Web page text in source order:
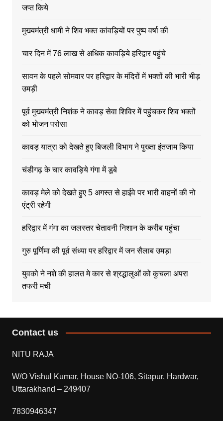
जप्त किये
मुख्यमंत्री धामी ने शिव भक्त कांवड़ियों पर पुष्प वर्षा की
चार दिन में 76 लाख से अधिक कावड़िये हरिद्वार पहुंचे
सावन के पहले सोमवार पर हरिद्वार के मंदिरों में भक्तों की भारी भीड़
उमड़ी
पूर्व मुख्यमंत्री निशंक ने कावड़ सेवा शिविर में पहुंचकर शिव भक्तों
को भोजन परोसा
कावड़ यात्रा को देखते हुए बिजली विभाग ने पुख्ता इंतजाम किया
चंडीगढ़ के चार कावड़िये गंगा में डूबे
कावड़ मेले को देखते हुए 5 अगस्त से हाईवे पर भारी वाहनों की नो
एंट्री रहेगी
हरिद्वार में गंगा का जलस्तर चेतावनी निशान के करीब पहुंचा
गुरु पूर्णिमा की पूर्व संध्या पर हरिद्वार में जन सैलाब उमड़ा
युवको ने नशे की हालत मे कार से श्रद्धालुओं को कुचला अपरा
तफरी मची
Contact us
NITU RAJA
W/O Vishul Kumar, House NO-106, Sitapur, Hardwar,
Uttarakhand – 249407
7830946347